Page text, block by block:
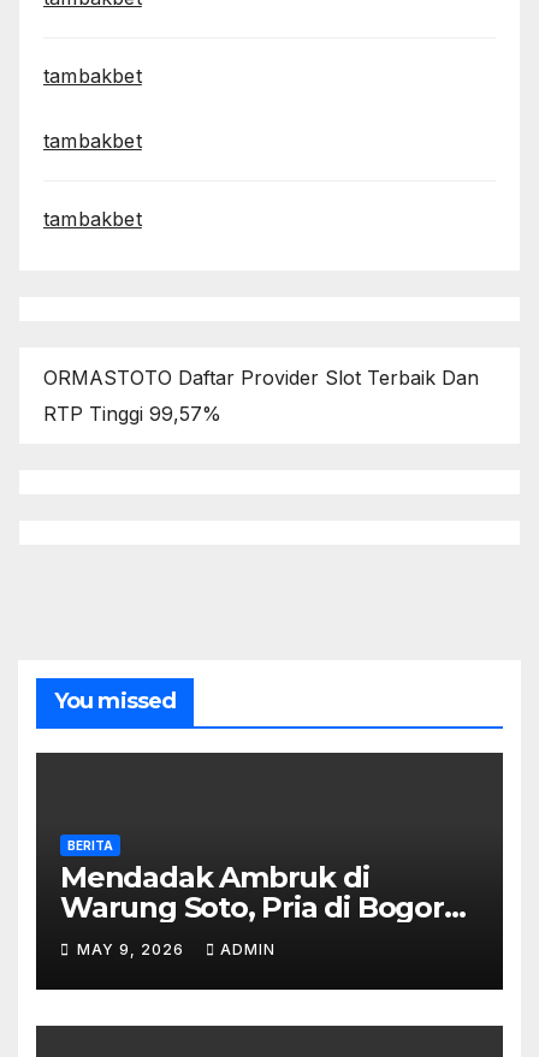
tambakbet
tambakbet
tambakbet
ORMASTOTO Daftar Provider Slot Terbaik Dan
RTP Tinggi 99,57%
You missed
BERITA
Mendadak Ambruk di
Warung Soto, Pria di Bogor
Meninggal Sebelum Makan
MAY 9, 2026 ADMIN